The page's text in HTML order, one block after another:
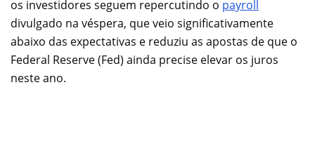
os investidores seguem repercutindo o payroll
divulgado na véspera, que veio significativamente
abaixo das expectativas e reduziu as apostas de que o
Federal Reserve (Fed) ainda precise elevar os juros
neste ano.